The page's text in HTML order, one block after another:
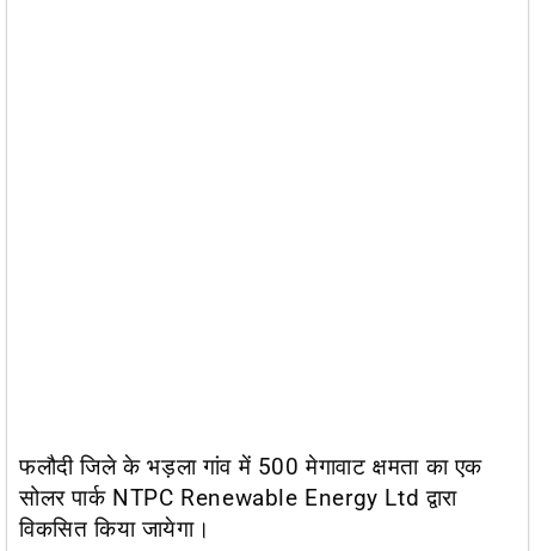
फलौदी जिले के भड़ला गांव में 500 मेगावाट क्षमता का एक
सोलर पार्क NTPC Renewable Energy Ltd द्वारा
विकसित किया जायेगा।